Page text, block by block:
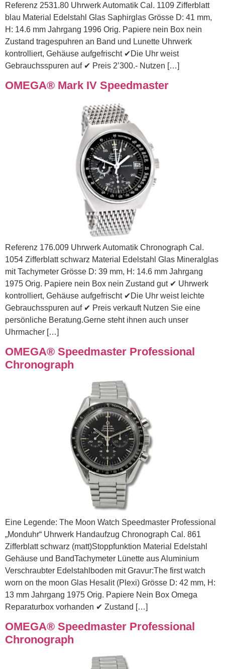
Referenz 2531.80 Uhrwerk Automatik Cal. 1109 Zifferblatt
blau Material Edelstahl Glas Saphirglas Grösse D: 41 mm,
H: 14.6 mm Jahrgang 1996 Orig. Papiere nein Box nein
Zustand tragespuhren an Band und Lunette Uhrwerk
kontrolliert, Gehäuse aufgefrischt ✔Die Uhr weist
Gebrauchsspuren auf ✔ Preis 2’300.- Nutzen […]
OMEGA® Mark IV Speedmaster
Referenz 176.009 Uhrwerk Automatik Chronograph Cal.
1054 Zifferblatt schwarz Material Edelstahl Glas Mineralglas
mit Tachymeter Grösse D: 39 mm, H: 14.6 mm Jahrgang
1975 Orig. Papiere nein Box nein Zustand gut ✔ Uhrwerk
kontrolliert, Gehäuse aufgefrischt ✔Die Uhr weist leichte
Gebrauchsspuren auf ✔ Preis verkauft Nutzen Sie eine
persönliche Beratung.Gerne steht ihnen auch unser
Uhrmacher […]
OMEGA® Speedmaster Professional
Chronograph
Eine Legende: The Moon Watch Speedmaster Professional
„Monduhr“ Uhrwerk Handaufzug Chronograph Cal. 861
Zifferblatt schwarz (matt)Stoppfunktion Material Edelstahl
Gehäuse und BandTachymeter Lünette aus Aluminium
Verschraubter Edelstahlboden mit Gravur:The first watch
worn on the moon Glas Hesalit (Plexi) Grösse D: 42 mm, H:
13 mm Jahrgang 1975 Orig. Papiere Nein Box Omega
Reparaturbox vorhanden ✔ Zustand […]
OMEGA® Speedmaster Professional
Chronograph